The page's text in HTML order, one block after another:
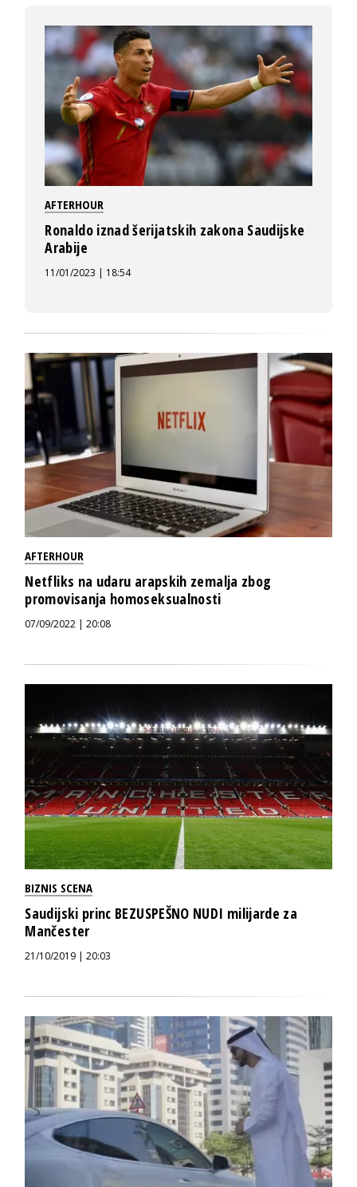
AFTERHOUR
Ronaldo iznad šerijatskih zakona Saudijske
Arabije
11/01/2023 | 18:54
AFTERHOUR
Netfliks na udaru arapskih zemalja zbog
promovisanja homoseksualnosti
07/09/2022 | 20:08
BIZNIS SCENA
Saudijski princ BEZUSPEŠNO NUDI milijarde za
Mančester
21/10/2019 | 20:03